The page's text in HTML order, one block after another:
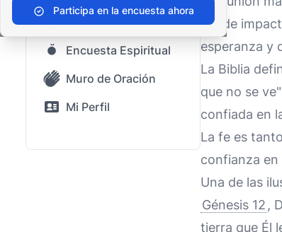
Participa en la encuesta ahora
Biblia Sagrada
Encuesta Espiritual
Muro de Oración
Mi Perfil
puede
esperanza y
La Biblia
que no se
confiada en
La fe es
confianza en
Una de las
Génesis 12 ,
tierra que Él